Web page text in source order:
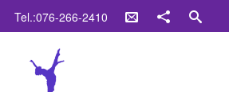
Tel.:076-266-2410